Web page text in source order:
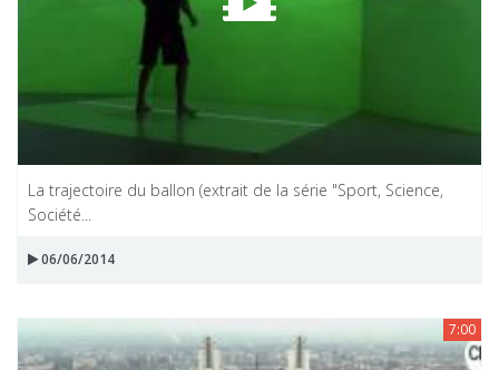
La trajectoire du ballon (extrait de la série "Sport, Science,
Société...
06/06/2014
7:00